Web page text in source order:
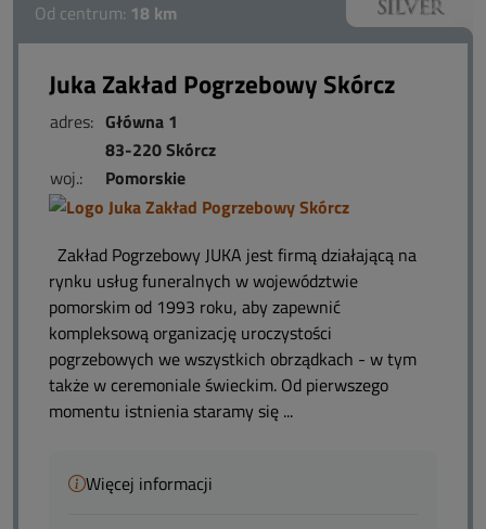
Od centrum: 18 km
Juka Zakład Pogrzebowy Skórcz
adres: Główna 1
83-220 Skórcz
woj.:
Pomorskie
Zakład Pogrzebowy JUKA jest firmą działającą na
rynku usług funeralnych w województwie
pomorskim od 1993 roku, aby zapewnić
kompleksową organizację uroczystości
pogrzebowych we wszystkich obrządkach - w tym
także w ceremoniale świeckim. Od pierwszego
momentu istnienia staramy się ...
Więcej informacji